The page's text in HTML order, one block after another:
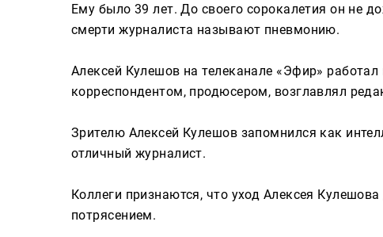
Ему было 39 лет. До своего сорокалетия он не
смерти журналиста называют пневмонию.
Алексей Кулешов на телеканале «Эфир»
корреспондентом, продюсером, возглавлял
Зрителю Алексей Кулешов запомнился как
отличный журналист.
Коллеги признаются, что уход Алексея
потрясением.